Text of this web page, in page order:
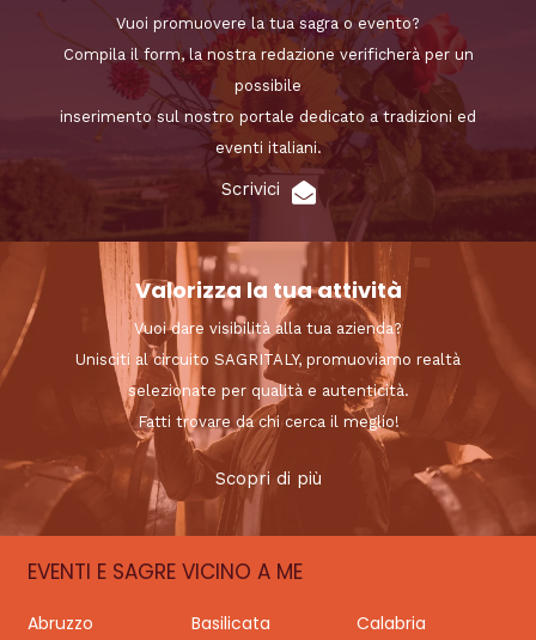
Vuoi promuovere la tua sagra o evento?
Compila il form, la nostra redazione verificherà per un
possibile
inserimento sul nostro portale dedicato a tradizioni ed
eventi italiani.
Scrivici
Valorizza la tua attività
Vuoi dare visibilità alla tua azienda?
Unisciti al circuito SAGRITALY, promuoviamo realtà
selezionate per qualità e autenticità.
Fatti trovare da chi cerca il meglio!
Scopri di più
EVENTI E SAGRE VICINO A ME
Abruzzo Basilicata
Calabria